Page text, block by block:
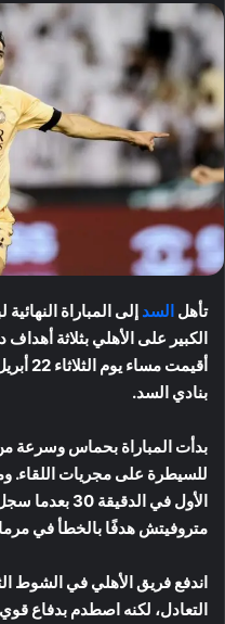
تأهل السد
الكبير على الأهلي بثلاثة
بنادي السد.
بدأت المباراة بحماس وسرعة
للسيطرة على مجريات اللقاء.
الأول في
متروفيتش هدفًا بالخطأ في
اندفع فريق الأهلي في الشوط
التعادل، لكنه اصطدم بدفاع